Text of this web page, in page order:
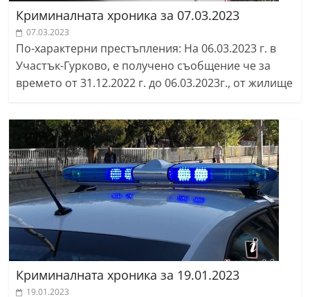
Криминалната хроника за 07.03.2023
07.03.2023
По-характерни престъпления: На 06.03.2023 г. в
Участък-Гурково, е получено съобщение че за
времето от 31.12.2022 г. до 06.03.2023г., от жилище
Криминалната хроника за 19.01.2023
19.01.2023